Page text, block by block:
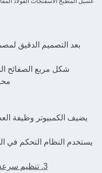
بعد التصميم الدقيق
شكل مربع الصفائح
يضيف الكمبيوتر وظيفة
يستخدم النظام التحكم في
3. تنظيم سرعة لا نهاية لها، ضوضاء منخفضة للغاية